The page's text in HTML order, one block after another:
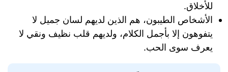
للأخلاق.
الأشخاص الطيبون، هم الذين لديهم لسان جميل لا
يتفوهون إلا بأجمل الكلام، ولديهم قلب نظيف ونقي لا
يعرف سوى الحب.